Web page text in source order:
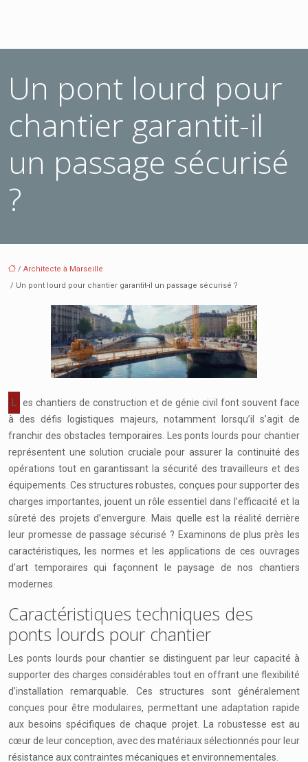
Un pont lourd pour
chantier garantit-il
un passage sécurisé
?
/ Architecte à Marseille
/ Un pont lourd pour chantier garantit-il un passage sécurisé ?
à des défis logistiques majeurs, notamment lorsqu’il s’agit de
franchir des obstacles temporaires. Les ponts lourds pour chantier
représentent une solution cruciale pour assurer la continuité des
opérations tout en garantissant la sécurité des travailleurs et des
équipements. Ces structures robustes, conçues pour supporter des
charges importantes, jouent un rôle essentiel dans l’efficacité et la
sûreté des projets d’envergure. Mais quelle est la réalité derrière
leur promesse de passage sécurisé ? Examinons de plus près les
caractéristiques, les normes et les applications de ces ouvrages
d’art temporaires qui façonnent le paysage de nos chantiers
modernes.
Caractéristiques techniques des
ponts lourds pour chantier
Les ponts lourds pour chantier se distinguent par leur capacité à
supporter des charges considérables tout en offrant une flexibilité
d’installation remarquable. Ces structures sont généralement
conçues pour être modulaires, permettant une adaptation rapide
aux besoins spécifiques de chaque projet. La robustesse est au
cœur de leur conception, avec des matériaux sélectionnés pour leur
résistance aux contraintes mécaniques et environnementales.